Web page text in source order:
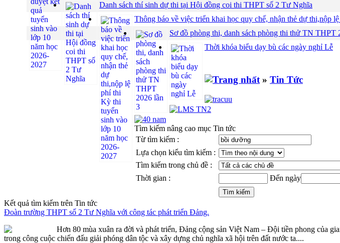
Danh sách thí sinh dự thi tại Hội đồng coi thi THPT số 2 Tư Nghĩa
Thông báo về việc triển khai học quy chế, nhận thẻ dự thi,nộp
Sơ đồ phòng thi, danh sách phòng thi thử TN THPT
Thời khóa biểu dạy bù các ngày nghỉ Lễ
» Tin Tức
Tìm kiếm nâng cao mục Tin tức
Từ tìm kiếm :
Lựa chọn kiểu tìm kiếm :
Tìm kiếm trong chủ đề :
Thời gian :
Đến ngày
Kết quả tìm kiếm trên Tin tức
Đoàn trường THPT số 2 Tư Nghĩa với công tác phát triển Đảng.
Hơn 80 mùa xuân ra đời và phát triển, Đảng cộng sản Việt Nam – Đội tiền phong của
trong công cuộc chiến đấu giải phóng dân tộc và xây dựng chủ nghĩa xã hội trên đất nước ta....